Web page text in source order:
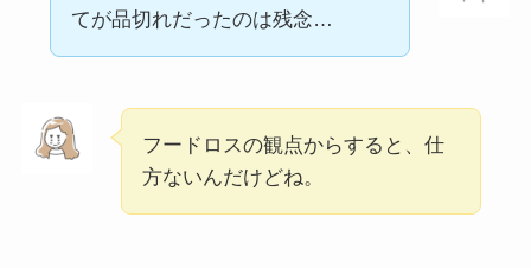
てが品切れだったのは残念…
フードロスの観点からすると、仕
方ないんだけどね。